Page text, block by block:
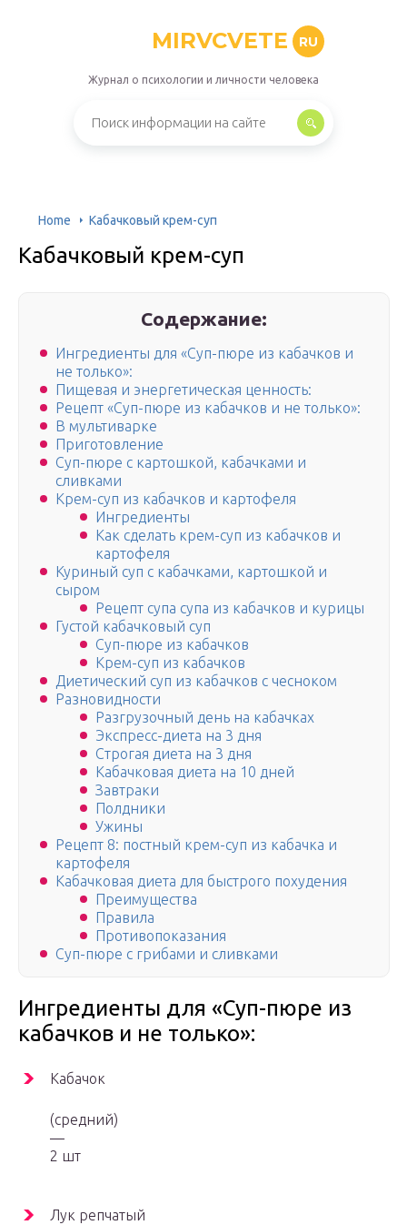
MIRVCVETE RU
Журнал о психологии и личности человека
Home Кабачковый крем-суп
Кабачковый крем-суп
Содержание:
Ингредиенты для «Суп-пюре из кабачков и
не только»:
Пищевая и энергетическая ценность:
Рецепт «Суп-пюре из кабачков и не только»:
В мультиварке
Приготовление
Суп-пюре с картошкой, кабачками и
сливками
Крем-суп из кабачков и картофеля
Ингредиенты
Как сделать крем-суп из кабачков и
картофеля
Куриный суп с кабачками, картошкой и
сыром
Рецепт супа супа из кабачков и курицы
Густой кабачковый суп
Суп-пюре из кабачков
Крем-суп из кабачков
Диетический суп из кабачков с чесноком
Разновидности
Разгрузочный день на кабачках
Экспресс-диета на 3 дня
Строгая диета на 3 дня
Кабачковая диета на 10 дней
Завтраки
Полдники
Ужины
Рецепт 8: постный крем-суп из кабачка и
картофеля
Кабачковая диета для быстрого похудения
Преимущества
Правила
Противопоказания
Суп-пюре с грибами и сливками
Ингредиенты для «Суп-пюре из
кабачков и не только»:
Кабачок
(средний)
—
2 шт
Лук репчатый